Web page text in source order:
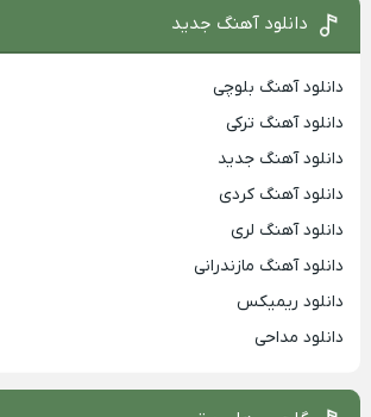
دانلود آهنگ جدید
دانلود آهنگ بلوچی
دانلود آهنگ ترکی
دانلود آهنگ جدید
دانلود آهنگ کردی
دانلود آهنگ لری
دانلود آهنگ مازندرانی
دانلود ریمیکس
دانلود مداحی